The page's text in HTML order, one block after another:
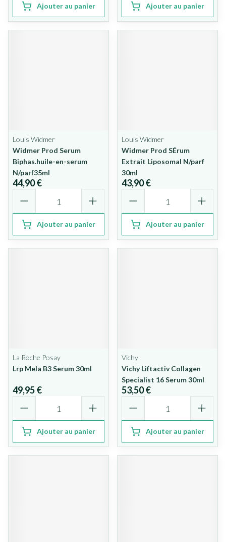
Ajouter au panier Ajouter au panier
Louis Widmer
Widmer Prod Serum
Biphas.huile-en-serum
N/parf35ml
44,90 €
Ajouter au panier
Louis Widmer
Widmer Prod SÉrum
Extrait Liposomal N/parf
30ml
43,90 €
Ajouter au panier
La Roche Posay
Lrp Mela B3 Serum 30ml
49,95 €
Ajouter au panier
Vichy
Vichy Liftactiv Collagen
Specialist 16 Serum 30ml
53,50 €
Ajouter au panier